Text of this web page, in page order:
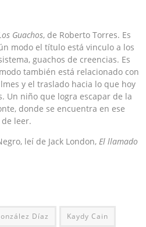
Guachos, de Roberto Torres. Es
modo el título está vinculo a los
guachos de creencias. Es
también está relacionado con
y el traslado hacia lo que hoy
Un niño que logra escapar de la
donde se encuentra en ese
leer.
leí de Jack London, El llamado
Díaz Kaydy Cain